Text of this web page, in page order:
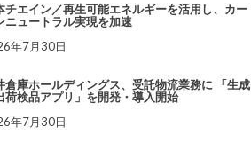
チエイン／再生可能エネルギーを活用し、カー
ニュートラル実現を加速
年7月30日
倉庫ホールディングス、受託物流業務に 「生成
荷検品アプリ」を開発・導入開始
年7月30日